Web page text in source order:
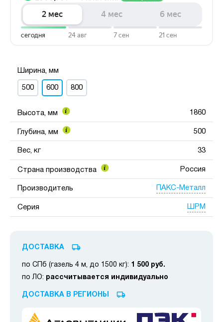
Ширина, мм
500 600 800
Высота, мм 1860
Глубина, мм 500
Вес, кг 33
Страна производства Россия
Производитель ПАКС-Металл
Серия ШРМ
ДОСТАВКА
по СПб (газель 4 м, до 1500 кг): 1 500 руб.
по ЛО: рассчитывается индивидуально
ДОСТАВКА В РЕГИОНЫ